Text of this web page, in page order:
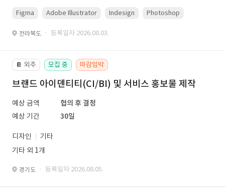
Figma Adobe Illustrator Indesign Photoshop
전라북도 · 등록일자 2026.08.03.
📔 외주 모집 중 마감임박
브랜드 아이덴티티(CI/BI) 및 서비스 홍보물 제작
예상 금액
협의 후 결정
예상 기간
30일
디자인
기타
기타 외 1개
경기도 · 등록일자 2026.08.05.